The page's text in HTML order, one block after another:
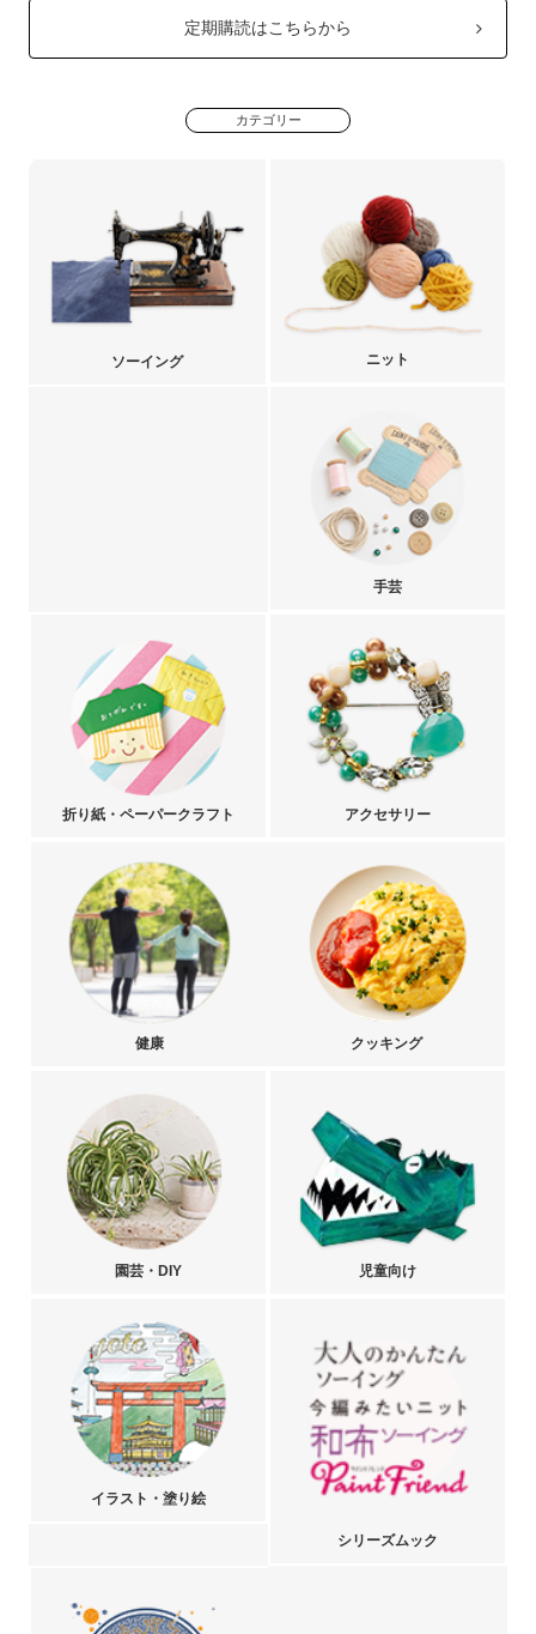
定期購読はこちらから
カテゴリー
ソーイング ニット
手芸
折り紙・ペーパークラフト アクセサリー
健康 クッキング
園芸・DIY 児童向け
イラスト・塗り絵
シリーズムック